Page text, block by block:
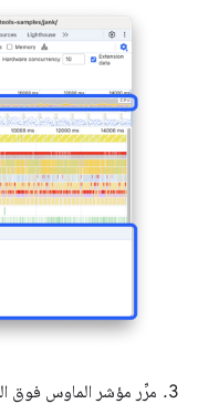
مرِّر مؤشر الماوس فوق